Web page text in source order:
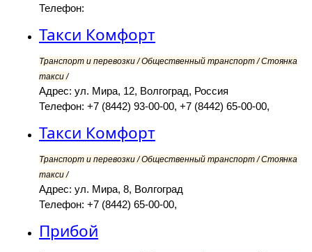
Телефон:
Такси Комфорт
Транспорт и перевозки / Общественный транспорт / Стоянка
такси /
Адрес: ул. Мира, 12, Волгоград, Россия
Телефон: +7 (8442) 93-00-00, +7 (8442) 65-00-00,
Такси Комфорт
Транспорт и перевозки / Общественный транспорт / Стоянка
такси /
Адрес: ул. Мира, 8, Волгоград
Телефон: +7 (8442) 65-00-00,
Прибой